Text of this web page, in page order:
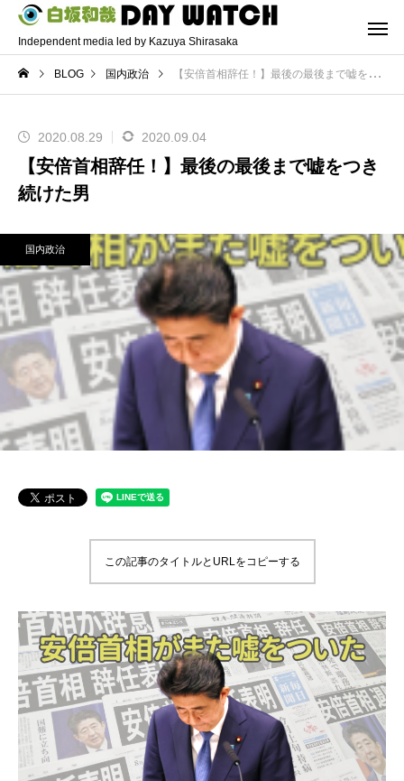
Independent media led by Kazuya Shirasaka
BLOG 国内政治 【安倍首相辞任！】最後の最後まで嘘をつき続けた男
2020.08.29 2020.09.04
【安倍首相辞任！】最後の最後まで嘘をつき
続けた男
国内政治
この記事のタイトルとURLをコピーする